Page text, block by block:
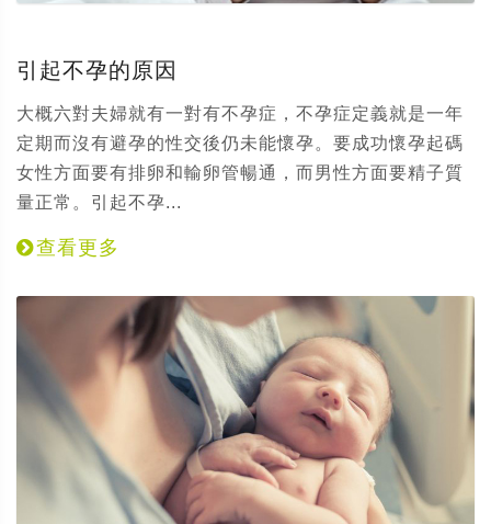
引起不孕的原因
大概六對夫婦就有一對有不孕症，不孕症定義就是一年
定期而沒有避孕的性交後仍未能懷孕。要成功懷孕起碼
女性方面要有排卵和輸卵管暢通，而男性方面要精子質
量正常。引起不孕...
查看更多